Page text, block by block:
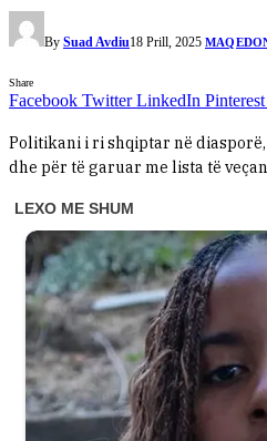
By Suad Avdiu18 Prill, 2025
Share
Facebook Twitter LinkedIn Pinterest
Politikani i ri shqiptar në
dhe për të garuar me lista të